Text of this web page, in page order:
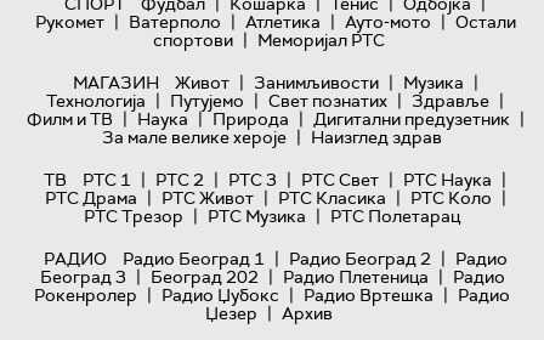
Рукомет | Ватерполо | Атлетика | Ауто-мото | Остали
спортови | Меморијал РТС
МАГАЗИН
Живот | Занимљивости | Музика |
Технологијa | Путујемо | Свет познатих | Здравље |
Филм и ТВ | Наука | Природа | Дигитални предузетник |
За мале велике хероје | Наизглед здрав
ТВ
РТС 1 | РТС 2 | РТС 3 | РТС Свет | РТС Наука |
РТС Драма | РТС Живот | РТС Класика | РТС Коло |
РТС Трезор | РТС Музика | РТС Полетарац
РАДИО
Радио Београд 1 | Радио Београд 2 | Радио
Београд 3 | Београд 202 | Радио Плетеница | Радио
Рокенролер | Радио Џубокс | Радио Вртешка | Радио
Џезер | Архив